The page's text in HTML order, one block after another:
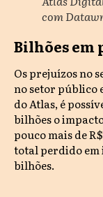
com
Bilhões em
Os prejuízos no
no setor público
do Atlas, é
bilhões o
pouco mais de
total perdido em
bilhões.